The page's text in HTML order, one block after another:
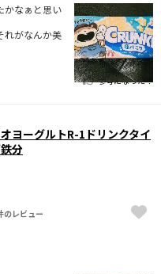
かなぁと思い
れがなんか美
参考になった！
ヨーグルトR-1ドリンクタイ
分
のレビュー